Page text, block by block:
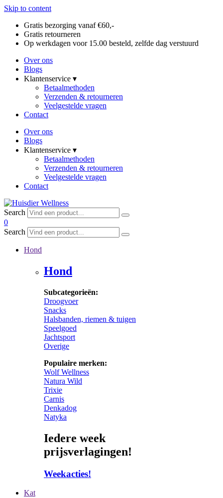
Skip to content
Gratis bezorging vanaf €60,-
Gratis retourneren
Op werkdagen voor 15.00 besteld, zelfde dag verstuurd
Over ons
Blogs
Klantenservice ▾
Betaalmethoden
Verzenden & retourneren
Veelgestelde vragen
Contact
Over ons
Blogs
Klantenservice ▾
Betaalmethoden
Verzenden & retourneren
Veelgestelde vragen
Contact
Search
0
Search
Hond
Hond
Subcategorieën:
Droogvoer
Snacks
Halsbanden, riemen & tuigen
Speelgoed
Jachtsport
Overige
Populaire merken:
Wolf Wellness
Natura Wild
Trixie
Carnis
Denkadog
Natyka
Iedere week
prijsverlagingen!
Weekacties!
Kat